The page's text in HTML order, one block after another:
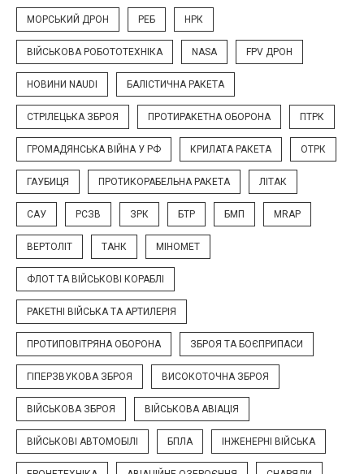
МОРСЬКИЙ ДРОН РЕБ НРК
ВІЙСЬКОВА РОБОТОТЕХНІКА NASA FPV ДРОН
НОВИНИ NAUDI БАЛІСТИЧНА РАКЕТА
СТРІЛЕЦЬКА ЗБРОЯ ПРОТИРАКЕТНА ОБОРОНА ПТРК
ГРОМАДЯНСЬКА ВІЙНА У РФ КРИЛАТА РАКЕТА ОТРК
ГАУБИЦЯ ПРОТИКОРАБЕЛЬНА РАКЕТА ЛІТАК
САУ РСЗВ ЗРК БТР БМП MRAP
ВЕРТОЛІТ ТАНК МІНОМЕТ
ФЛОТ ТА ВІЙСЬКОВІ КОРАБЛІ
РАКЕТНІ ВІЙСЬКА ТА АРТИЛЕРІЯ
ПРОТИПОВІТРЯНА ОБОРОНА ЗБРОЯ ТА БОЄПРИПАСИ
ГІПЕРЗВУКОВА ЗБРОЯ ВИСОКОТОЧНА ЗБРОЯ
ВІЙСЬКОВА ЗБРОЯ ВІЙСЬКОВА АВІАЦІЯ
ВІЙСЬКОВІ АВТОМОБІЛІ БПЛА ІНЖЕНЕРНІ ВІЙСЬКА